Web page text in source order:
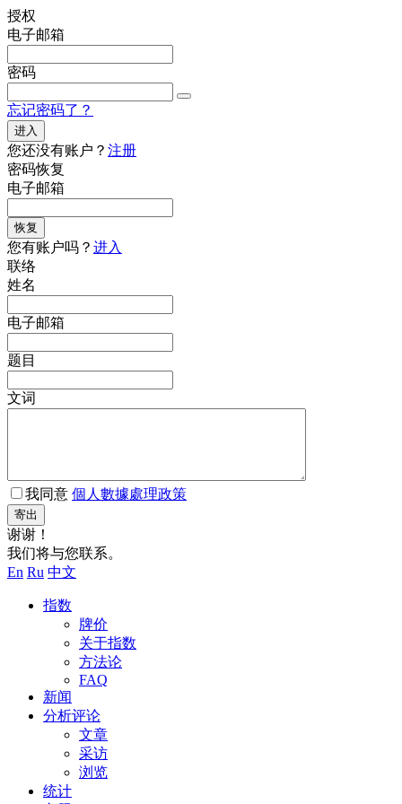
授权
电子邮箱
密码
忘记密码了？
进入
您还没有账户？ 注册
密码恢复
电子邮箱
恢复
您有账户吗？ 进入
联络
姓名
电子邮箱
题目
文词
我同意 個人數據處理政策
寄出
谢谢！
我们将与您联系。
En Ru 中文
指数
牌价
关于指数
方法论
FAQ
新闻
分析评论
文章
采访
浏览
统计